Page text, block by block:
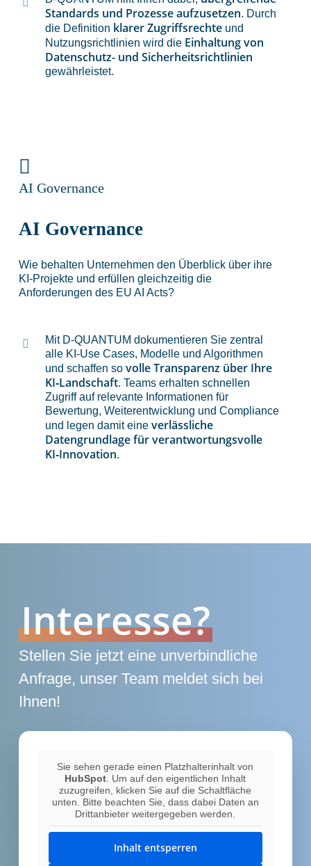
Standards und Prozesse aufzusetzen. Durch
die Definition klarer Zugriffsrechte und
Nutzungsrichtlinien wird die Einhaltung von
Datenschutz- und Sicherheitsrichtlinien
gewährleistet.
AI Governance
AI Governance
Wie behalten Unternehmen den Überblick über ihre
KI‑Projekte und erfüllen gleichzeitig die
Anforderungen des EU AI Acts?
Mit D‑QUANTUM dokumentieren Sie zentral
alle KI‑Use Cases, Modelle und Algorithmen
und schaffen sovolle Transparenz über Ihre
KI‑Landschaft. Teams erhalten schnellen
Zugriff auf relevante Informationen für
Bewertung, Weiterentwicklung und Compliance
und legen damit eineverlässliche
Datengrundlage für verantwortungsvolle
KI‑Innovation.
Interesse?
Stellen Sie jetzt eine unverbindliche
Anfrage, unser Team meldet sich bei
Ihnen!
Sie sehen gerade einen Platzhalterinhalt von
HubSpot. Um auf den eigentlichen Inhalt
zuzugreifen, klicken Sie auf die Schaltfläche
unten. Bitte beachten Sie, dass dabei Daten an
Drittanbieter weitergegeben werden.
Inhalt entsperren